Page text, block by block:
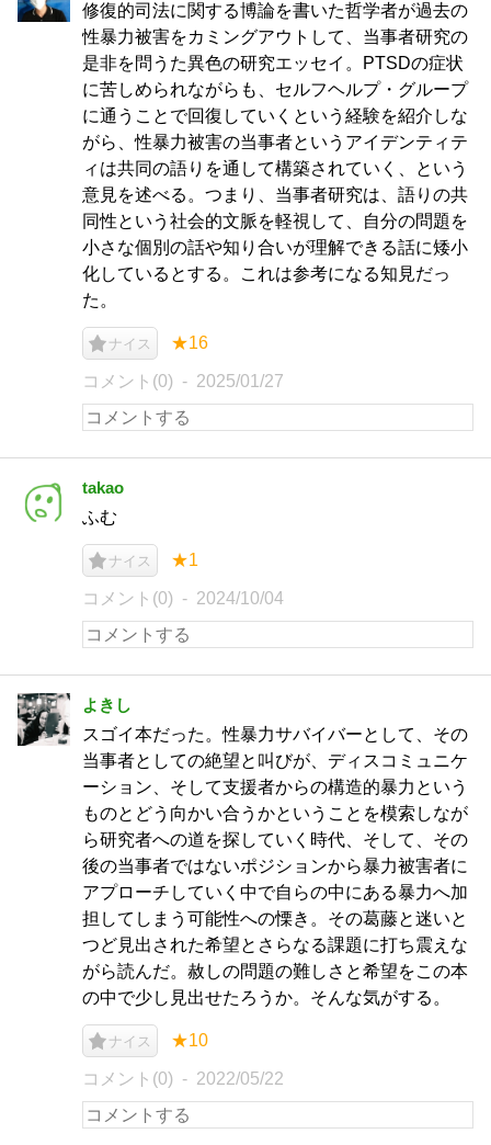
修復的司法に関する博論を書いた哲学者が過去の
性暴力被害をカミングアウトして、当事者研究の
是非を問うた異色の研究エッセイ。PTSDの症状
に苦しめられながらも、セルフヘルプ・グループ
に通うことで回復していくという経験を紹介しな
がら、性暴力被害の当事者というアイデンティテ
ィは共同の語りを通して構築されていく、という
意見を述べる。つまり、当事者研究は、語りの共
同性という社会的文脈を軽視して、自分の問題を
小さな個別の話や知り合いが理解できる話に矮小
化しているとする。これは参考になる知見だっ
た。
ナイス ★16
コメント(0) 2025/01/27
takao
ふむ
ナイス ★1
コメント(0) 2024/10/04
よきし
スゴイ本だった。性暴力サバイバーとして、その
当事者としての絶望と叫びが、ディスコミュニケ
ーション、そして支援者からの構造的暴力という
ものとどう向かい合うかということを模索しなが
ら研究者への道を探していく時代、そして、その
後の当事者ではないポジションから暴力被害者に
アプローチしていく中で自らの中にある暴力へ加
担してしまう可能性への慄き。その葛藤と迷いと
つど見出された希望とさらなる課題に打ち震えな
がら読んだ。赦しの問題の難しさと希望をこの本
の中で少し見出せたろうか。そんな気がする。
ナイス ★10
コメント(0) 2022/05/22